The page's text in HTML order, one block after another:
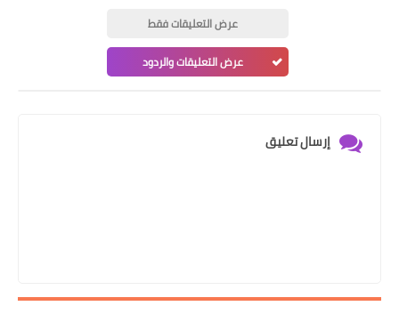
عرض التعليقات فقط
عرض التعليقات والردود
إرسال تعليق